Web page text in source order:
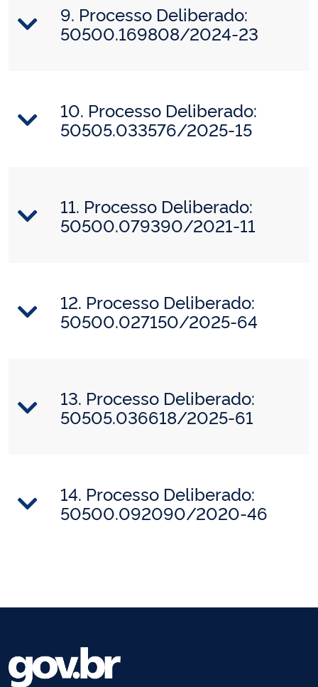
9. Processo Deliberado:
50500.169808/2024-23
10. Processo Deliberado:
50505.033576/2025-15
11. Processo Deliberado:
50500.079390/2021-11
12. Processo Deliberado:
50500.027150/2025-64
13. Processo Deliberado:
50505.036618/2025-61
14. Processo Deliberado:
50500.092090/2020-46